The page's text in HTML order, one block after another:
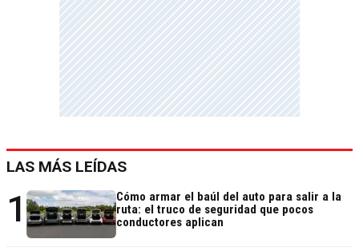
LAS MÁS LEÍDAS
1
Cómo armar el baúl del auto para salir a la
ruta: el truco de seguridad que pocos
conductores aplican